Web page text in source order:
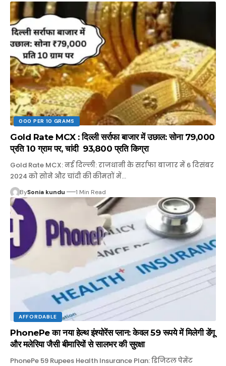
000 PER 10 GRAMS
Gold Rate MCX : दिल्ली सर्राफा बाजार में उछाल: सोना ₹79,000
प्रति 10 ग्राम पर, चांदी ₹ 93,800 प्रति किग्रा
Gold Rate MCX: नई दिल्ली: राजधानी के सर्राफा बाजार में 6 दिसंबर
2024 को सोने और चांदी की कीमतों में…
BySonia kundu 1 Min Read
AFFORDABLE
PhonePe का नया हेल्थ इंश्योरेंस प्लान: केवल 59 रूपये में मिलेगी डेंगू
और मलेरिया जैसी बीमारियों से सालभर की सुरक्षा
PhonePe 59 Rupees Health Insurance Plan: डिजिटल पेमेंट